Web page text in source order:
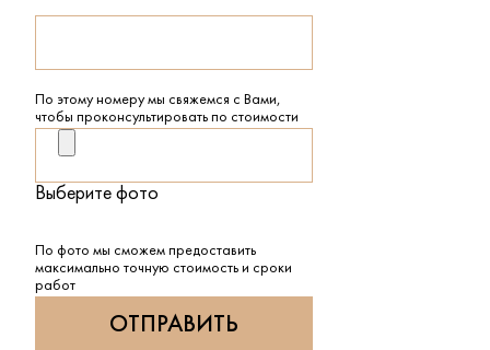
По этому номеру мы свяжемся с Вами,
чтобы проконсультировать по стоимости
Выберите фото
По фото мы сможем предоставить
максимально точную стоимость и сроки
работ